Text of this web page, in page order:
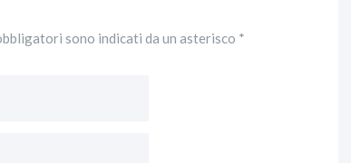
sono indicati da un asterisco *